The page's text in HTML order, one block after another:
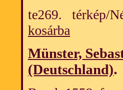
te269. térkép/
kosárba
Münster,
(Deutschland).